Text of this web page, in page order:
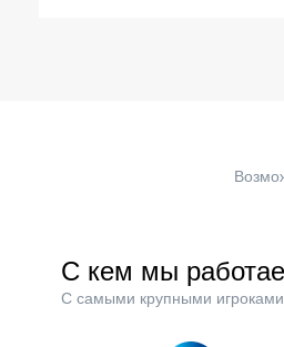
С кем мы
С самыми крупными